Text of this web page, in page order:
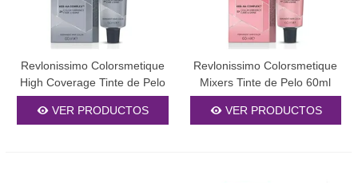
vibrantes. Estos productos eliminan el pigmento natural del
cabello, creando la base ideal para aplicar tintes fantasía o
conseguir rubios platino. Nuestros decolorantes profesionales
están formulados con agentes acondicionadores que minimizan
el daño durante el proceso de aclarado. Disponibles en diferentes
potencias para alcanzar el nivel de aclarado deseado según el
tipo de cabello.
Revlonissimo Colorsmetique
High Coverage Tinte de Pelo
60ml
VER PRODUCTOS
Revlonissimo Colorsmetique
Mixers Tinte de Pelo 60ml
VER PRODUCTOS